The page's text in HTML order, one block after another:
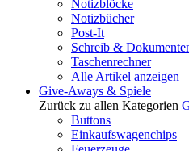
Notizblöcke
Notizbücher
Post-It
Schreib &
Taschenrechner
Alle Artikel anzeigen
Give-Aways & Spiele
Zurück zu allen Kategorien
Buttons
Einkaufswagenchips